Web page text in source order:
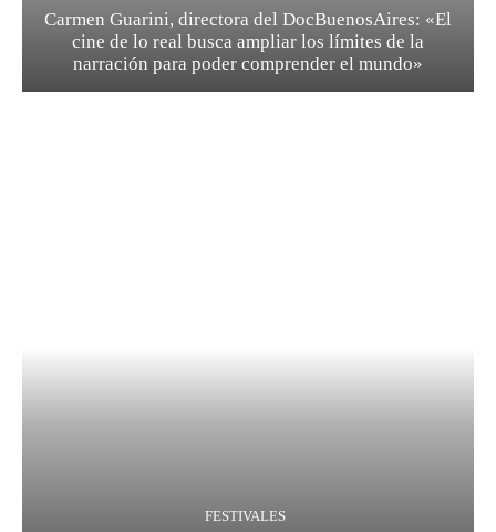
Carmen Guarini, directora del DocBuenosAires: «El
cine de lo real busca ampliar los límites de la
narración para poder comprender el mundo»
FESTIVALES